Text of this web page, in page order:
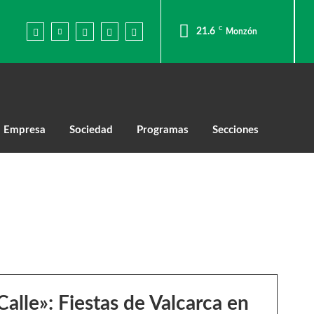
21.6 C Monzón
Empresa Sociedad Programas Secciones
Fiestas de Valcarca en